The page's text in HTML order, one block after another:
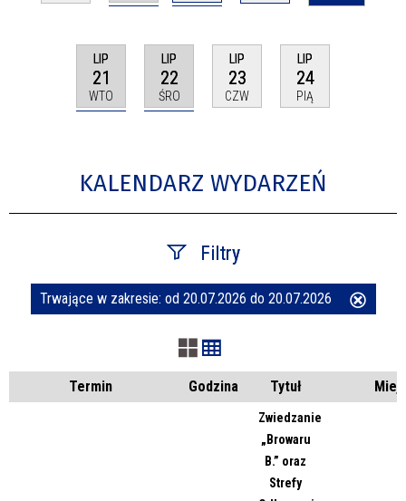
LIP
21
WTO
LIP
22
ŚRO
LIP
23
CZW
LIP
24
PIĄ
KALENDARZ WYDARZEŃ
Filtry
Szukana fraza
Kategoria
Trwające w zakresie: od 20.07.2026 do 20.07.2026
Termin Godzina Tytuł
Zwiedzanie
„Browaru
B.” oraz
Strefy